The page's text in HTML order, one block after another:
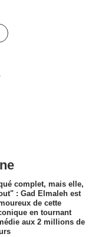
complet, mais elle,
: Gad Elmaleh est
de cette
en tournant
aux 2 millions de